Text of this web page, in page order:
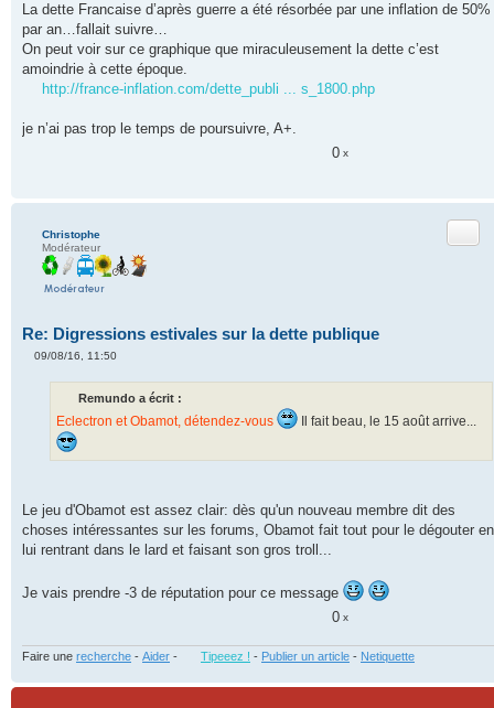
La dette Francaise d’après guerre a été résorbée par une inflation de 50%
par an…fallait suivre…
On peut voir sur ce graphique que miraculeusement la dette c’est
amoindrie à cette époque.
http://france-inflation.com/dette_publi ... s_1800.php
je n’ai pas trop le temps de poursuivre, A+.
0 x
Christophe
Modérateur
Re: Digressions estivales sur la dette publique
u
09/08/16, 11:50
Remundo a écrit :
Eclectron et Obamot, détendez-vous Il fait beau, le 15 août arrive...
Le jeu d'Obamot est assez clair: dès qu'un nouveau membre dit des
choses intéressantes sur les forums, Obamot fait tout pour le dégouter en
lui rentrant dans le lard et faisant son gros troll...
Je vais prendre -3 de réputation pour ce message
0 x
Faire une recherche - Aider - Tipeeez ! - Publier un article - Netiquette